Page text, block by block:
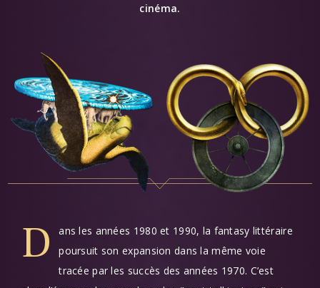
cinéma.
D
ans les années 1980 et 1990, la fantasy littéraire
poursuit son expansion dans la même voie
tracée par les succès des années 1970. C’est